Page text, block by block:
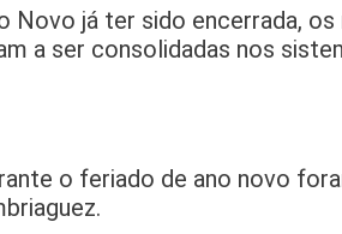
Novo já ter sido encerrada,
a ser consolidadas nos
o feriado de ano novo